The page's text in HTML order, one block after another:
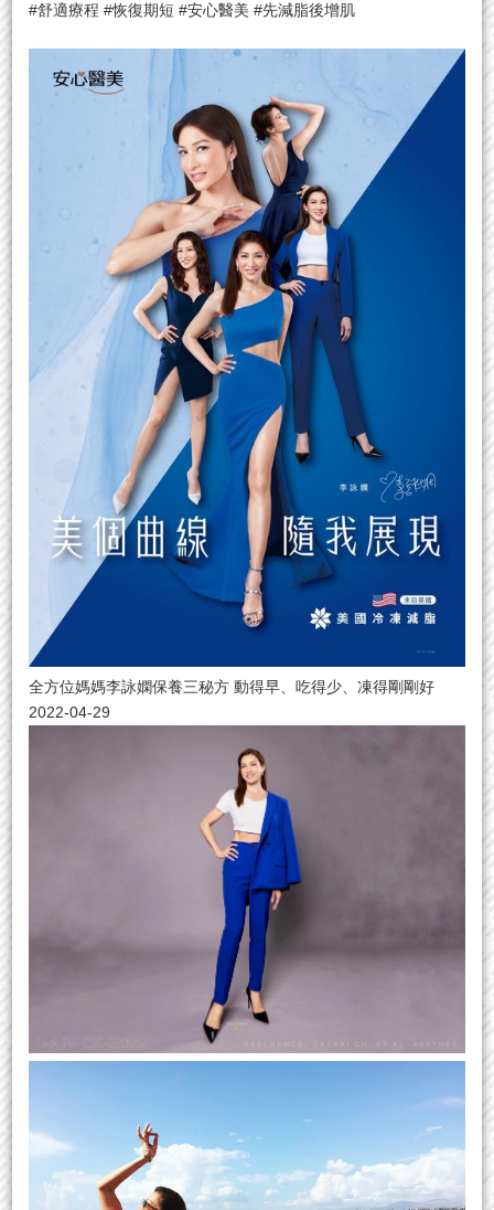
#舒適療程 #恢復期短 #安心醫美 #先減脂後增肌
全方位媽媽李詠嫻保養三秘方 動得早、吃得少、凍得剛剛好
2022-04-29